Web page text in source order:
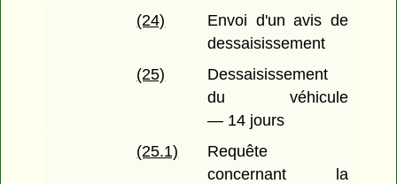
(24)
Envoi d'un avis de
dessaisissement
(25)
Dessaisissement
du véhicule
— 14 jours
(25.1)
Requête
concernant la